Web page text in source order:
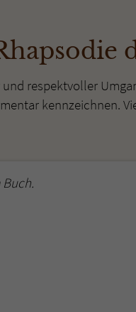
und respektvoller
kennzeichnen.